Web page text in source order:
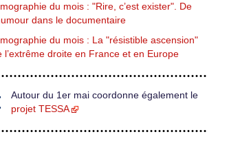
du mois : "Rire, c’est exister". De
dans le documentaire
du mois : La "résistible ascension"
l’extrême droite en France et en Europe
Autour du 1er mai coordonne également le
projet TESSA